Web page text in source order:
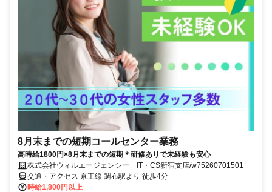
8月末までの短期コールセンター業務
高時給1800円×8月末までの短期＊研修ありで未経験も安心
株式会社ウィルエージェンシー IT・CS新宿支店/w75260701501
交通・アクセス 京王線 調布駅より 徒歩4分
時給1,800円以上